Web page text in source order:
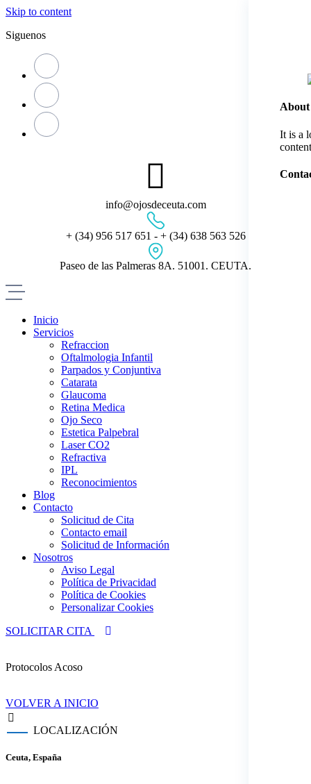
About
It is a
Skip to content
Siguenos
info@ojosdeceuta.com
+ (34) 956 517 651 - + (34) 638 563 526
Paseo de las Palmeras 8A. 51001. CEUTA.
Inicio
Servicios
Refraccion
Oftalmologia Infantil
Parpados y Conjuntiva
Catarata
Glaucoma
Retina Medica
Ojo Seco
Estetica Palpebral
Laser CO2
Refractiva
IPL
Reconocimientos
Blog
Contacto
Solicitud de Cita
Contacto email
Solicitud de Información
Nosotros
Aviso Legal
Política de Privacidad
Política de Cookies
Personalizar Cookies
SOLICITAR CITA
Protocolos Acoso
VOLVER A INICIO
LOCALIZACIÓN
Ceuta, España